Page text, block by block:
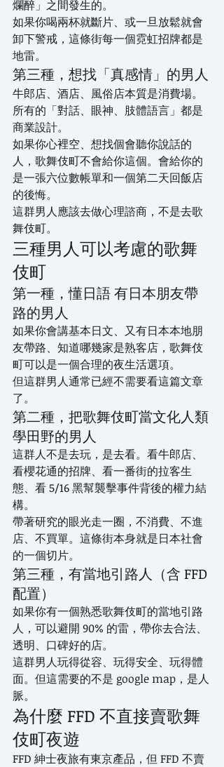
爛醉」之間發生的。
如果你喝兩杯就斷片、或一旦放鬆就會
卸下警戒，這條街每一個霓虹招牌都是
地雷。
第三種，想找「真感情」的男人
牛郎店、酒店、風俗店本質是消費場。
所有的「對話、眼神、肢體語言」都是
商業設計。
如果你心裡空、想找個會聽你說話的
人，歌舞伎町不會給你這個。會給你的
是一張六位數帳單和一個第二天回飯店
的後悔。
這群男人應該去做心理諮商，不是去歌
舞伎町。
三種男人可以考慮的歌舞
伎町
第一種，懂日語 有日本朋友帶
路的男人
如果你會講基本日文、又有日本本地朋
友帶路、知道哪幾家是熟客店，歌舞伎
町可以是一個合理的夜生活選項。
但這群男人通常已經不需要看這篇文章
了。
第二種，把歌舞伎町當文化人類
學田野的男人
這群人不是去玩，是去看。看牛郎店、
看櫻花通的招牌、看一番街的拉客生
態、看 5/16 黑幫襲擊事件背後的權力結
構。
帶著研究的眼光走一圈，不消費、不進
店、不買單。這條街本身就是日本社會
的一個切片。
第三種，有當地引路人（含 FFD
配置）
如果你有一個熟悉歌舞伎町的當地引路
人，可以避開 90% 的雷，帶你去合法、
透明、口碑好的店。
這群男人玩得從容、玩得安全、玩得體
面。但這需要的不是 google map，是人
脈。
為什麼 FFD 不直接賣歌舞
伎町夜遊
FFD 紳士夜旅有東京產品，但 FFD 不賣